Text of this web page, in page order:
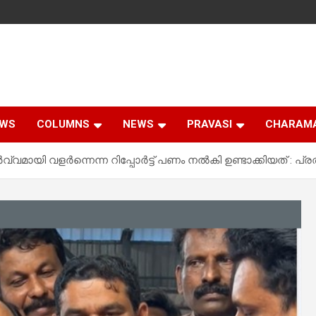
COLUMNS NEWS PRAVASI
വളര്‍ന്നെന്ന റിപ്പോര്‍ട്ട് പണം നല്‍കി ഉണ്ടാക്കിയത് :